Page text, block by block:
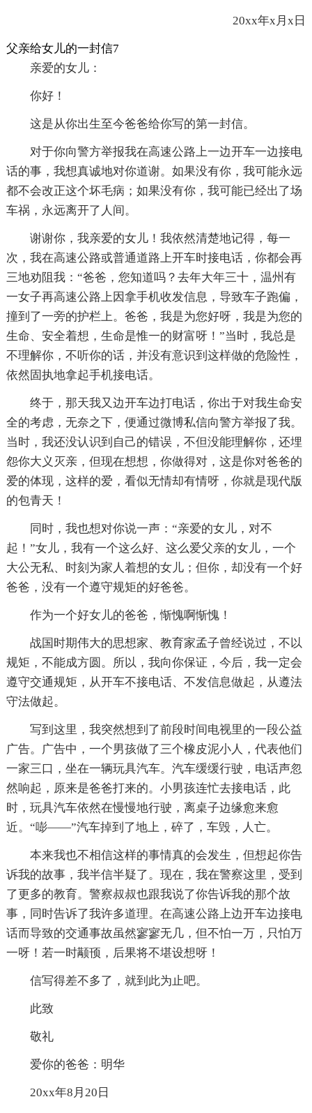
20xx年x月x日
父亲给女儿的一封信7
亲爱的女儿：
你好！
这是从你出生至今爸爸给你写的第一封信。
对于你向警方举报我在高速公路上一边开车一边接电
话的事，我想真诚地对你道谢。如果没有你，我可能永远
都不会改正这个坏毛病；如果没有你，我可能已经出了场
车祸，永远离开了人间。
谢谢你，我亲爱的女儿！我依然清楚地记得，每一
次，我在高速公路或普通道路上开车时接电话，你都会再
三地劝阻我：“爸爸，您知道吗？去年大年三十，温州有
一女子再高速公路上因拿手机收发信息，导致车子跑偏，
撞到了一旁的护栏上。爸爸，我是为您好呀，我是为您的
生命、安全着想，生命是惟一的财富呀！”当时，我总是
不理解你，不听你的话，并没有意识到这样做的危险性，
依然固执地拿起手机接电话。
终于，那天我又边开车边打电话，你出于对我生命安
全的考虑，无奈之下，便通过微博私信向警方举报了我。
当时，我还没认识到自己的错误，不但没能理解你，还埋
怨你大义灭亲，但现在想想，你做得对，这是你对爸爸的
爱的体现，这样的爱，看似无情却有情呀，你就是现代版
的包青天！
同时，我也想对你说一声：“亲爱的女儿，对不
起！”女儿，我有一个这么好、这么爱父亲的女儿，一个
大公无私、时刻为家人着想的女儿；但你，却没有一个好
爸爸，没有一个遵守规矩的好爸爸。
作为一个好女儿的爸爸，惭愧啊惭愧！
战国时期伟大的思想家、教育家孟子曾经说过，不以
规矩，不能成方圆。所以，我向你保证，今后，我一定会
遵守交通规矩，从开车不接电话、不发信息做起，从遵法
守法做起。
写到这里，我突然想到了前段时间电视里的一段公益
广告。广告中，一个男孩做了三个橡皮泥小人，代表他们
一家三口，坐在一辆玩具汽车。汽车缓缓行驶，电话声忽
然响起，原来是爸爸打来的。小男孩连忙去接电话，此
时，玩具汽车依然在慢慢地行驶，离桌子边缘愈来愈
近。“嘭——”汽车掉到了地上，碎了，车毁，人亡。
本来我也不相信这样的事情真的会发生，但想起你告
诉我的故事，我半信半疑了。现在，我在警察这里，受到
了更多的教育。警察叔叔也跟我说了你告诉我的那个故
事，同时告诉了我许多道理。在高速公路上边开车边接电
话而导致的交通事故虽然寥寥无几，但不怕一万，只怕万
一呀！若一时颟顸，后果将不堪设想呀！
信写得差不多了，就到此为止吧。
此致
敬礼
爱你的爸爸：明华
20xx年8月20日